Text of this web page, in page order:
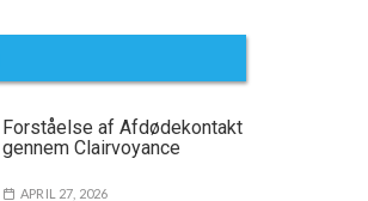
Forståelse af Afdødekontakt
gennem Clairvoyance
APRIL 27, 2026